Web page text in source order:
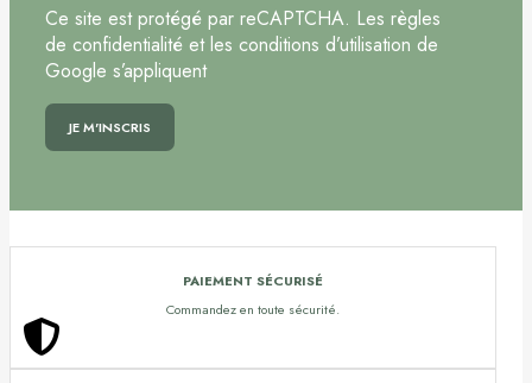
Ce site est protégé par reCAPTCHA. Les règles
de confidentialité et les conditions d’utilisation de
Google s’appliquent
PAIEMENT SÉCURISÉ
Commandez en toute sécurité.